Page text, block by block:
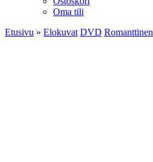
Oma tili
Etusivu » Elokuvat DVD Romanttinen